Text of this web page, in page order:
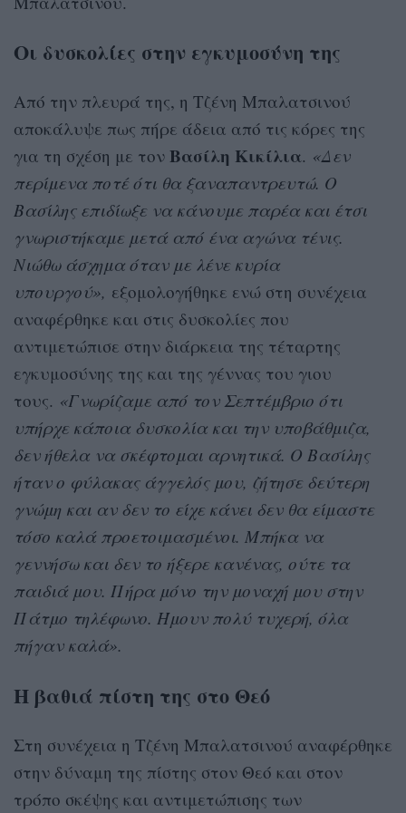
Οι δυσκολίες στην εγκυμοσύνη της
Από την πλευρά της, η Τζένη Μπαλατσινού
αποκάλυψε πως πήρε άδεια από τις κόρες της
για τη σχέση με τον Βασίλη Κικίλια. «Δεν
περίμενα ποτέ ότι θα ξαναπαντρευτώ. Ο
Βασίλης επιδίωξε να κάνουμε παρέα και έτσι
γνωριστήκαμε μετά από ένα αγώνα τένις.
Νιώθω άσχημα όταν με λένε κυρία
υπουργού», εξομολογήθηκε ενώ στη συνέχεια
αναφέρθηκε και στις δυσκολίες που
αντιμετώπισε στην διάρκεια της τέταρτης
εγκυμοσύνης της και της γέννας του γιου
τους. «Γνωρίζαμε από τον Σεπτέμβριο ότι
υπήρχε κάποια δυσκολία και την υποβάθμιζα,
δεν ήθελα να σκέφτομαι αρνητικά. Ο Βασίλης
ήταν ο φύλακας άγγελός μου, ζήτησε δεύτερη
γνώμη και αν δεν το είχε κάνει δεν θα είμαστε
τόσο καλά προετοιμασμένοι. Μπήκα να
γεννήσω και δεν το ήξερε κανένας, ούτε τα
παιδιά μου. Πήρα μόνο την μοναχή μου στην
Πάτμο τηλέφωνο. Ήμουν πολύ τυχερή, όλα
πήγαν καλά».
Η βαθιά πίστη της στο Θεό
Στη συνέχεια η Τζένη Μπαλατσινού αναφέρθηκε
στην δύναμη της πίστης στον Θεό και στον
τρόπο σκέψης και αντιμετώπισης των